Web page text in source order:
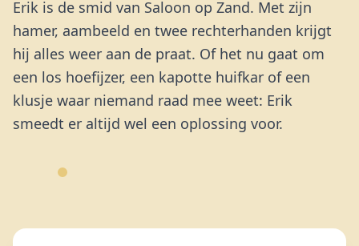
Erik is de smid van Saloon op Zand. Met zijn
hamer, aambeeld en twee rechterhanden krijgt
hij alles weer aan de praat. Of het nu gaat om
een los hoefijzer, een kapotte huifkar of een
klusje waar niemand raad mee weet: Erik
smeedt er altijd wel een oplossing voor.